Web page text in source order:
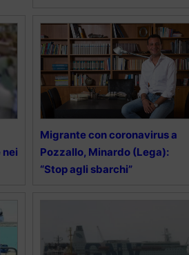
nei
Migrante con coronavirus a
Pozzallo, Minardo (Lega):
“Stop agli sbarchi”